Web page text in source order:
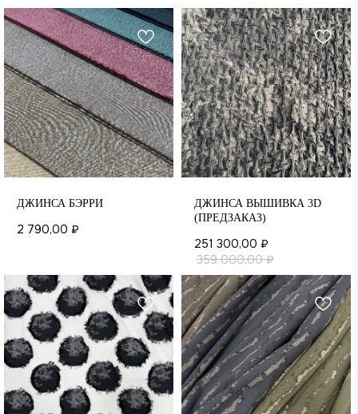
ДЖИНСА БЭРРИ
2 790,00 ₽
ДЖИНСА ВЫШИВКА 3D
(ПРЕДЗАКАЗ)
251 300,00 ₽
359 000,00 ₽